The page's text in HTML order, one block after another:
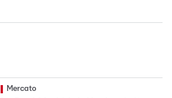
Mercato